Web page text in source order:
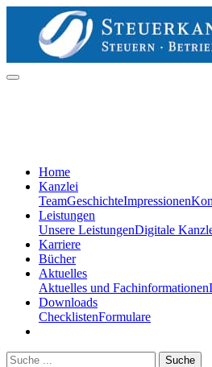
Home
Kanzlei
TeamGeschichteImpressionen
Leistungen
Unsere LeistungenDigitale
Karriere
Bücher
Aktuelles
Aktuelles und Fachinformationen
Downloads
ChecklistenFormulare
Suche